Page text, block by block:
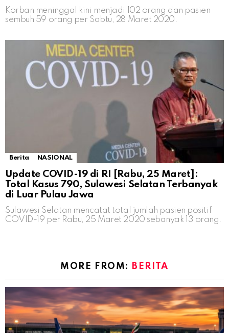
Korban meninggal kini menjadi 102 orang dan pasien
sembuh 59 orang per Sabtu, 28 Maret 2020.
Berita NASIONAL
Update COVID-19 di RI [Rabu, 25 Maret]:
Total Kasus 790, Sulawesi Selatan Terbanyak
di Luar Pulau Jawa
Sulawesi Selatan mencatat total jumlah pasien positif
COVID-19 per Rabu, 25 Maret 2020 sebanyak 13 orang.
MORE FROM: BERITA